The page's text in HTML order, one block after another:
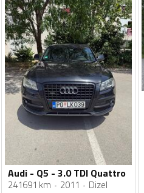
Audi - Q5 - 3.0 TDI Quattro
241691 km 2011 Dizel